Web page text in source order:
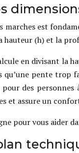
marches est
(h) et la
en divisant la
qu’une pente
des
et assure un
pour vous aider